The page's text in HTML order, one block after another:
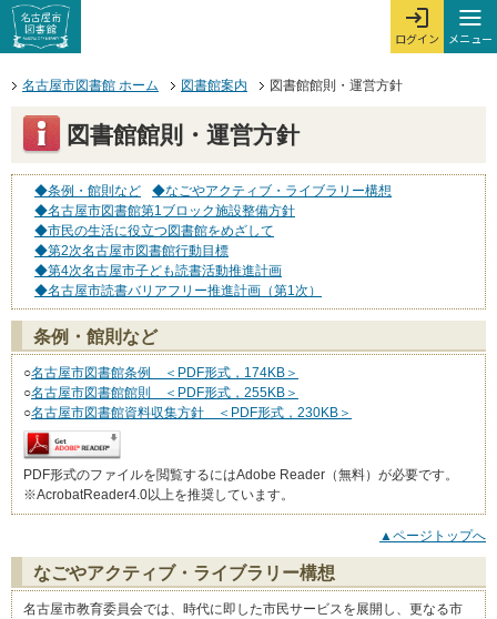
ページの先頭です。
本文へジャンプする。
ここからサイト内共通メニューです。
サイト内共通メニューをスキップする
ログイン
ログインを開
メニュー
メ
サイト内共通メニューここまで。
名古屋市図書館 ホーム
図書館案内 図書館館則・運営方針
図書館館則・運営方針
◆条例・館則など
◆なごやアクティブ・ライブラリー構想
◆名古屋市図書館第1ブロック施設整備方針
◆市民の生活に役立つ図書館をめざして
◆第2次名古屋市図書館行動目標
◆第4次名古屋市子ども読書活動推進計画
◆名古屋市読書バリアフリー推進計画（第1次）
条例・館則など
○名古屋市図書館条例 ＜PDF形式，174KB＞
○名古屋市図書館館則 ＜PDF形式，255KB＞
○名古屋市図書館資料収集方針 ＜PDF形式，230KB＞
PDF形式のファイルを閲覧するにはAdobe Reader（無料）が必要です。
※AcrobatReader4.0以上を推奨しています。
▲ページトップへ
なごやアクティブ・ライブラリー構想
名古屋市教育委員会では、時代に即した市民サービスを展開し、更なる市